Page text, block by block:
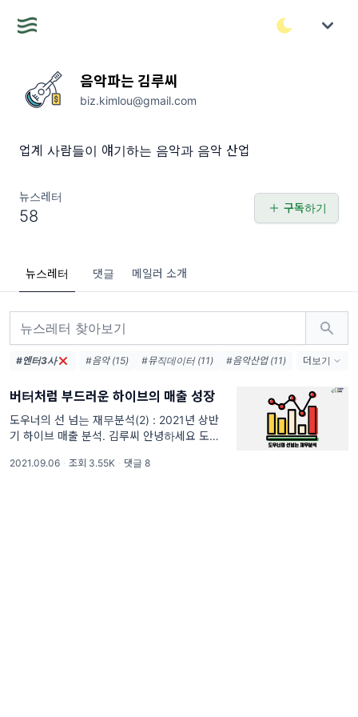
음악파는 김루씨
biz.kimlou@gmail.com
업계 사람들이 얘기하는 음악과 음악 산업
뉴스레터
58 구독하기
뉴스레터 댓글 메일러 소개
#엔터3사 #음악 (15) #뮤직데이터 (11)
#음악산업 (11)
#유튜브 (8)
#스포티파이 (8)
#K-Pop (5)
#엔터사 (5)
#큐레이션 (5)
#음악업계 (5)
#BTS (4)
#매출 (4)
#큐레이터 (4)
더보기
버터처럼 부드러운 하이브의 매출 성장
도우너의 선 넘는 재무분석(2) : 2021년 상반
기 하이브 매출 분석. 김루씨 안녕하세요 도우
다. 김루씨 지난 뉴스레터는 잘 받아 보셨나요?
2021.09.06 · 조회 3.55K · 댓글 8